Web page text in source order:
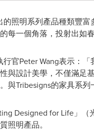
的照明系列產品種類豐
每一個角落，投射出如
行官Peter Wang表示：
與設計美學，不僅滿足
與Tribesigns的家具系
Designed for Life」
照明產品。